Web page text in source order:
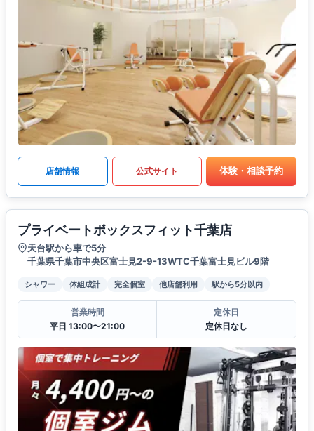
店舗情報 公式サイト 体験・相談予約
プライベートボックスフィット千葉店
天台駅から車で5分
千葉県千葉市中央区富士見2-9-13WTC千葉富士見ビル9階
シャワー 体組成計 完全個室 他店舗利用 駅から5分以内
営業時間
平日 13:00〜21:00
定休日
定休日なし